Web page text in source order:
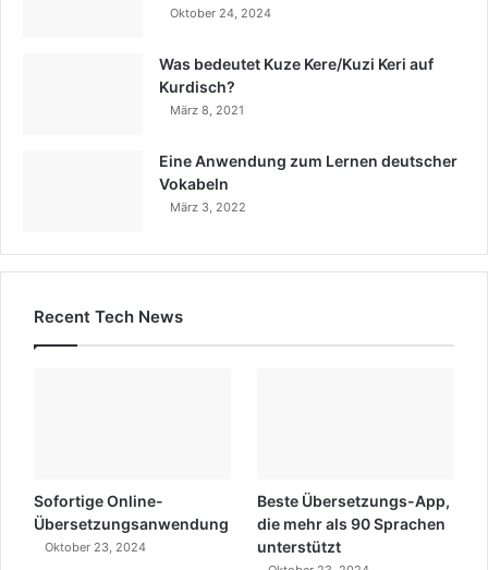
Oktober 24, 2024
Was bedeutet Kuze Kere/Kuzi Keri auf
Kurdisch?
März 8, 2021
Eine Anwendung zum Lernen deutscher
Vokabeln
März 3, 2022
Recent Tech News
Sofortige Online-
Übersetzungsanwendung
Oktober 23, 2024
Beste Übersetzungs-App,
die mehr als 90 Sprachen
unterstützt